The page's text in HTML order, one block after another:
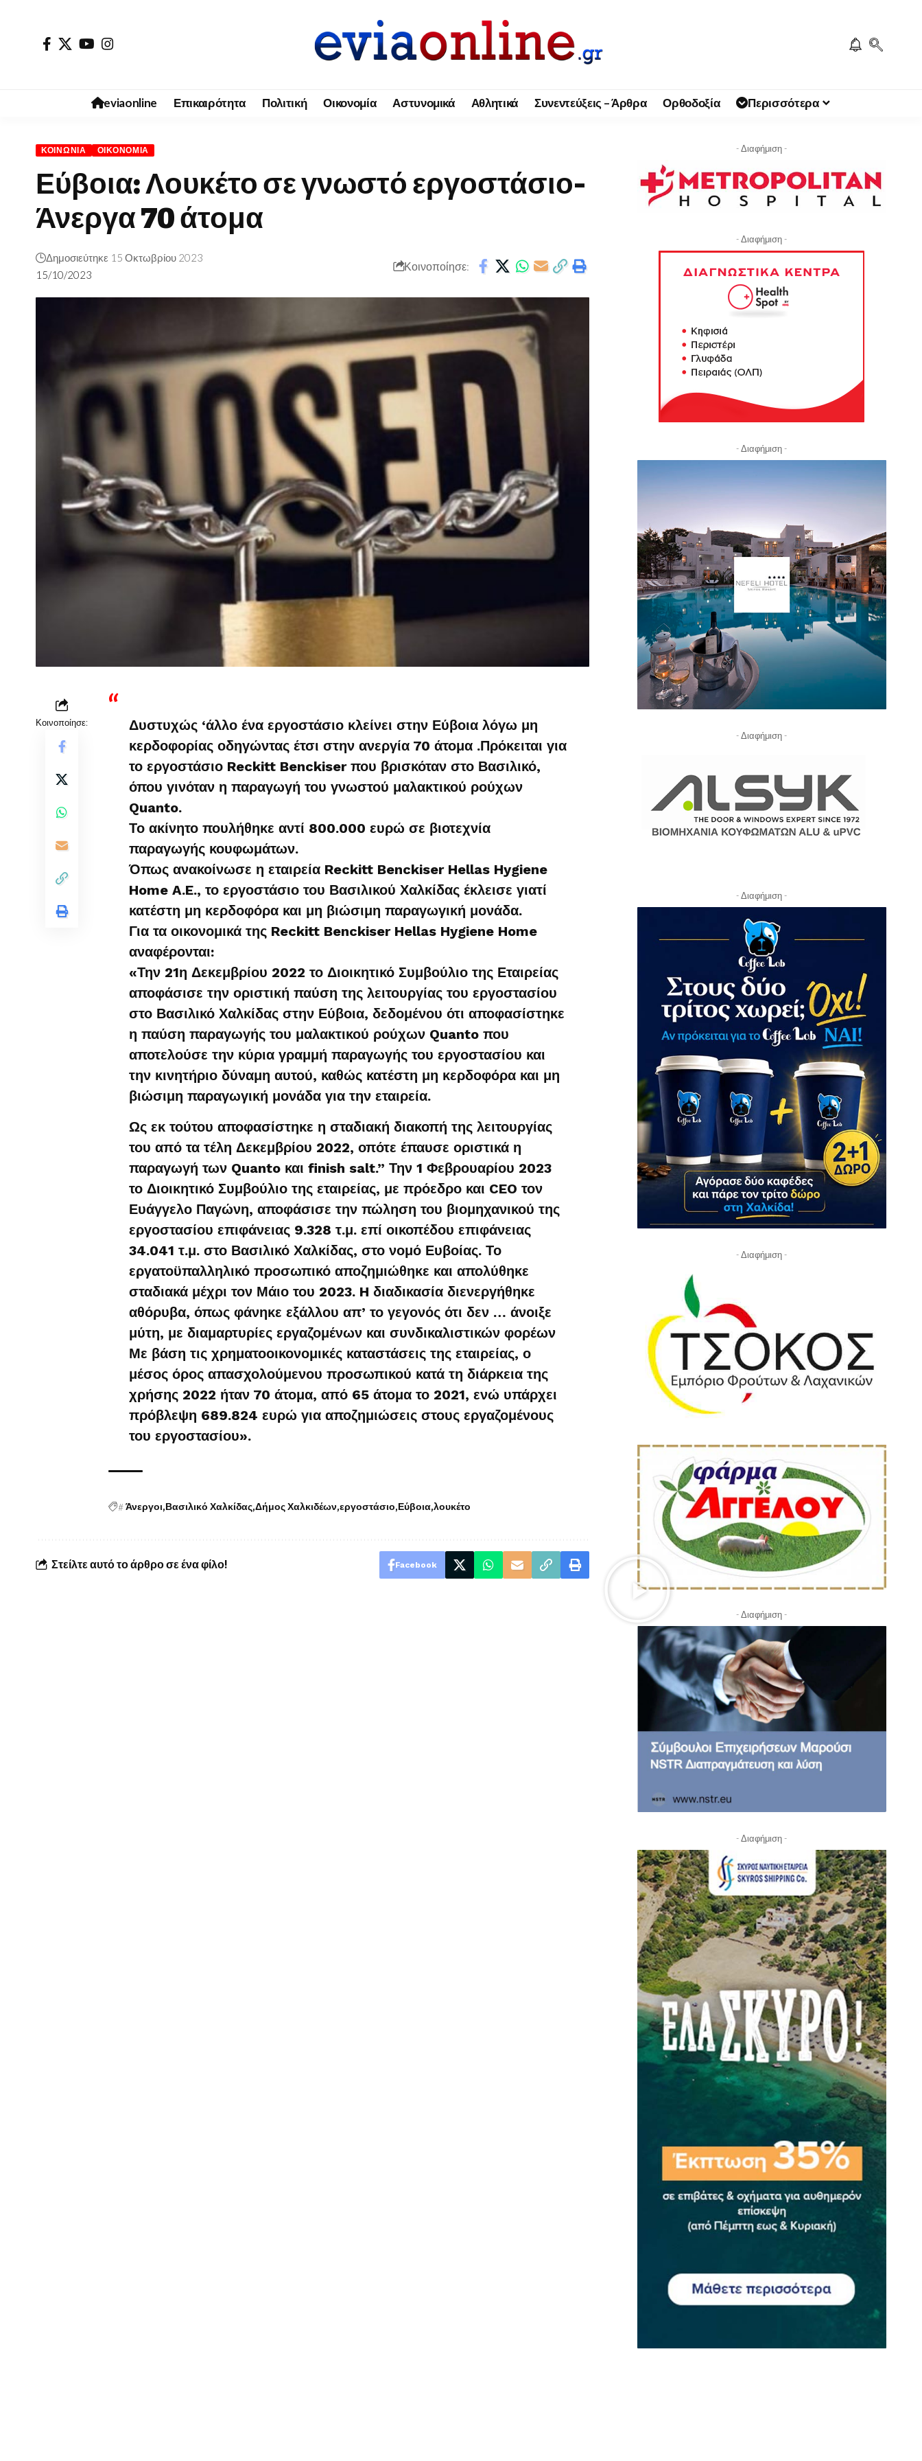
eviaonline Επικαιρότητα Πολιτική Οικονομία Αστυνομικά Αθλητικά Συνεντεύξεις – Άρθρα Ορθοδοξία Περισσότερα
ΚΟΙΝΩΝΊΑ ΟΙΚΟΝΟΜΊΑ
Εύβοια: Λουκέτο σε γνωστό εργοστάσιο-
Άνεργα 70 άτομα
15/10/2023
Δημοσιεύτηκε 15 Οκτωβρίου 2023
Κοινοποίησε:
Κοινοποίησε:
Δυστυχώς ‘άλλο ένα εργοστάσιο κλείνει στην Εύβοια λόγω μη
κερδοφορίας οδηγώντας έτσι στην ανεργία 70 άτομα .Πρόκειται για
το εργοστάσιο Reckitt Benckiser που βρισκόταν στο Βασιλικό,
όπου γινόταν η παραγωγή του γνωστού μαλακτικού ρούχων
Quanto.
Το ακίνητο πουλήθηκε αντί 800.000 ευρώ σε βιοτεχνία
παραγωγής κουφωμάτων.
Όπως ανακοίνωσε η εταιρεία Reckitt Benckiser Hellas Hygiene
Home A.E., το εργοστάσιο του Βασιλικού Χαλκίδας έκλεισε γιατί
κατέστη μη κερδοφόρα και μη βιώσιμη παραγωγική μονάδα.
Για τα οικονομικά της Reckitt Benckiser Hellas Hygiene Home
αναφέρονται:
«Την 21η Δεκεμβρίου 2022 το Διοικητικό Συμβούλιο της Εταιρείας
αποφάσισε την οριστική παύση της λειτουργίας του εργοστασίου
στο Βασιλικό Χαλκίδας στην Εύβοια, δεδομένου ότι αποφασίστηκε
η παύση παραγωγής του μαλακτικού ρούχων Quanto που
αποτελούσε την κύρια γραμμή παραγωγής του εργοστασίου και
την κινητήριο δύναμη αυτού, καθώς κατέστη μη κερδοφόρα και μη
βιώσιμη παραγωγική μονάδα για την εταιρεία.
Ως εκ τούτου αποφασίστηκε η σταδιακή διακοπή της λειτουργίας
του από τα τέλη Δεκεμβρίου 2022, οπότε έπαυσε οριστικά η
παραγωγή των Quanto και finish salt.” Την 1 Φεβρουαρίου 2023
το Διοικητικό Συμβούλιο της εταιρείας, με πρόεδρο και CEO τον
Ευάγγελο Παγώνη, αποφάσισε την πώληση του βιομηχανικού της
εργοστασίου επιφάνειας 9.328 τ.μ. επί οικοπέδου επιφάνειας
34.041 τ.μ. στο Βασιλικό Χαλκίδας, στο νομό Ευβοίας. Το
εργατοϋπαλληλικό προσωπικό αποζημιώθηκε και απολύθηκε
σταδιακά μέχρι τον Μάιο του 2023. H διαδικασία διενεργήθηκε
αθόρυβα, όπως φάνηκε εξάλλου απ’ το γεγονός ότι δεν … άνοιξε
μύτη, με διαμαρτυρίες εργαζομένων και συνδικαλιστικών φορέων
Με βάση τις χρηματοοικονομικές καταστάσεις της εταιρείας, ο
μέσος όρος απασχολούμενου προσωπικού κατά τη διάρκεια της
χρήσης 2022 ήταν 70 άτομα, από 65 άτομα το 2021, ενώ υπάρχει
πρόβλεψη 689.824 ευρώ για αποζημιώσεις στους εργαζομένους
του εργοστασίου».
#Άνεργοι Βασιλικό Χαλκίδας Δήμος Χαλκιδέων εργοστάσιο Εύβοια λουκέτο
Στείλτε αυτό το άρθρο σε ένα φίλο! Facebook
- Διαφήμιση -
- Διαφήμιση -
- Διαφήμιση -
- Διαφήμιση -
- Διαφήμιση -
- Διαφήμιση -
- Διαφήμιση -
- Διαφήμιση -